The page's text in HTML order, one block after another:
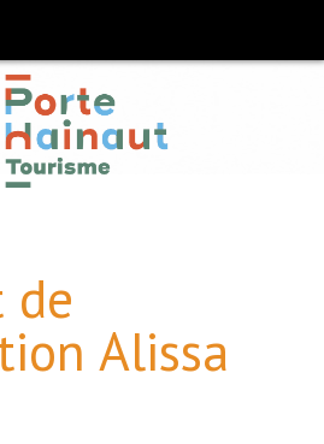
de
Alissa